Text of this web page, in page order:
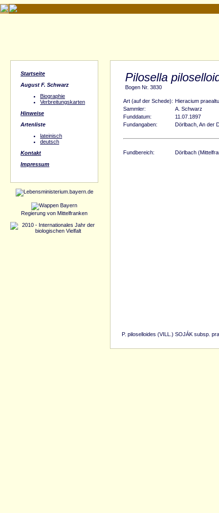
Startseite
August F. Schwarz
Biographie
Verbreitungskarten
Hinweise
Artenliste
lateinisch
deutsch
Kontakt
Impressum
Regierung von Mittelfranken
Pilosella
Bogen Nr. 3830
Art (auf der Schede): Hieracium
Sammler:
A. Schwarz
Funddatum:
11.07.1897
Fundangaben:
Dörlbach, An der
Fundbereich: Dörlbach
P. piloselloides (VILL.) SOJÁK subsp.